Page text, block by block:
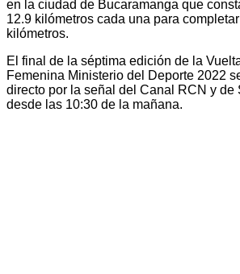
en la ciudad de Bucaramanga que
12.9 kilómetros cada una para
kilómetros.
El final de la séptima edición de la
Femenina Ministerio del Deporte 2022
directo por la señal del Canal RCN y de
desde las 10:30 de la mañana.